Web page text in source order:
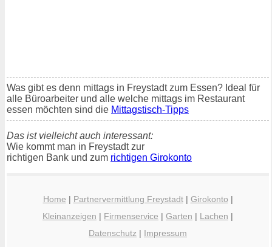
Was gibt es denn mittags in Freystadt zum Essen? Ideal für
alle Büroarbeiter und alle welche mittags im Restaurant
essen möchten sind die Mittagstisch-Tipps
Das ist vielleicht auch interessant:
Wie kommt man in Freystadt zur
richtigen Bank und zum richtigen Girokonto
Home | Partnervermittlung Freystadt| Girokonto |
Kleinanzeigen | Firmenservice | Garten | Lachen |
Datenschutz | Impressum